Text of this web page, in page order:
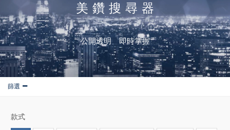
美鑽搜尋器
公開透明 即時掌握
篩選
款式